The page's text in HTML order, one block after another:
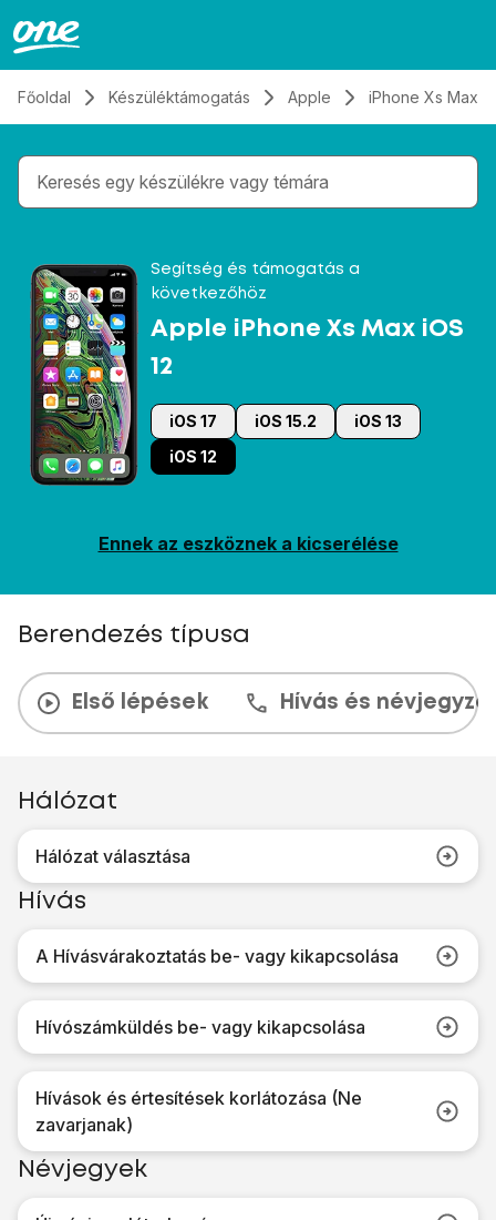
Főoldal Készüléktámogatás Apple iPhone Xs Max
Gépelés közben megjelennek a keresési
Segítség és támogatás a
következőhöz
Apple iPhone Xs Max iOS
12
iOS 17 iOS 15.2
iOS 13
iOS 12
Ennek az eszköznek a kicserélése
Berendezés típusa
Első lépések Hívás és
Hálózat
Hálózat választása
Hívás
A Hívásvárakoztatás be- vagy kikapcsolása
Hívószámküldés be- vagy kikapcsolása
Hívások és értesítések korlátozása (Ne
zavarjanak)
Névjegyek